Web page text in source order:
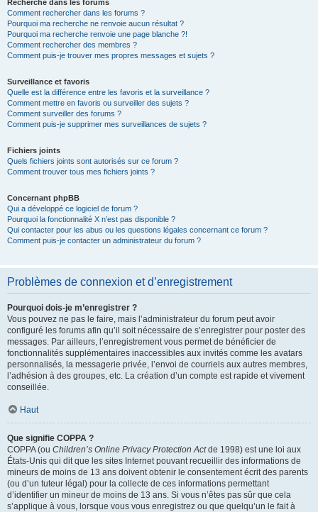
Recherche dans les forums
Comment rechercher dans les forums ?
Pourquoi ma recherche ne renvoie aucun résultat ?
Pourquoi ma recherche renvoie une page blanche ?!
Comment rechercher des membres ?
Comment puis-je trouver mes propres messages et sujets ?
Surveillance et favoris
Quelle est la différence entre les favoris et la surveillance ?
Comment mettre en favoris ou surveiller des sujets ?
Comment surveiller des forums ?
Comment puis-je supprimer mes surveillances de sujets ?
Fichiers joints
Quels fichiers joints sont autorisés sur ce forum ?
Comment trouver tous mes fichiers joints ?
Concernant phpBB
Qui a développé ce logiciel de forum ?
Pourquoi la fonctionnalité X n’est pas disponible ?
Qui contacter pour les abus ou les questions légales concernant ce forum ?
Comment puis-je contacter un administrateur du forum ?
Problèmes de connexion et d’enregistrement
Pourquoi dois-je m’enregistrer ?
Vous pouvez ne pas le faire, mais l’administrateur du forum peut avoir
configuré les forums afin qu’il soit nécessaire de s’enregistrer pour poster des
messages. Par ailleurs, l’enregistrement vous permet de bénéficier de
fonctionnalités supplémentaires inaccessibles aux invités comme les avatars
personnalisés, la messagerie privée, l’envoi de courriels aux autres membres,
l’adhésion à des groupes, etc. La création d’un compte est rapide et vivement
conseillée.
Haut
Que signifie COPPA ?
COPPA (ou Children’s Online Privacy Protection Actde 1998) est une loi aux
États-Unis qui dit que les sites Internet pouvant recueillir des informations de
mineurs de moins de 13 ans doivent obtenir le consentement écrit des parents
(ou d’un tuteur légal) pour la collecte de ces informations permettant
d’identifier un mineur de moins de 13 ans. Si vous n’êtes pas sûr que cela
s’applique à vous, lorsque vous vous enregistrez ou que quelqu’un le fait à